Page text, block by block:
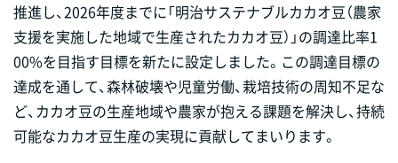
推進し、2026年度までに「明治サステナブルカカオ豆（農家
支援を実施した地域で生産されたカカオ豆）」の調達比率1
00%を目指す目標を新たに設定しました。この調達目標の
達成を通して、森林破壊や児童労働、栽培技術の周知不足な
ど、カカオ豆の生産地域や農家が抱える課題を解決し、持続
可能なカカオ豆生産の実現に貢献してまいります。